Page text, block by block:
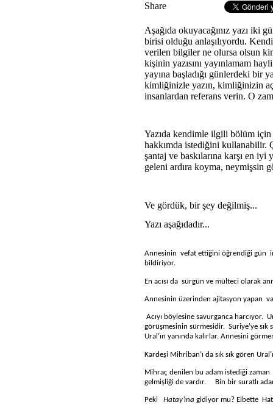
Share
Aşağıda okuyacağınız yazı iki
birisi olduğu anlaşılıyordu.
verilen bilgiler ne olursa olsun
kişinin yazısını yayınlamam
yayına başladığı günlerdeki bir
kimliğinizle yazın, kimliğinizin
insanlardan referans verin. O
Yazıda kendimle ilgili bölüm
hakkımda istediğini kullanabilir.
şantaj ve baskılarına karşı en
geleni ardıra koyma, neymişsin
Ve gördük, bir şey değilmiş...
Yazı aşağıdadır...
Annesinin vefat ettiğini öğrendiği gün
bildiriyor.
En acısı da sürgün ve mülteci olarak
Annesinin üzerinden ajitasyon yapan
Acıyı böylesine savurganca harcıyor.
görüşmesinin sürmesidir. Suriye’ye sık
Ural’ın yanında kalırlar. Annesini
Kardeşi Mihriban’ı da sık sık gören
Mihraç denilen bu adam istediği zaman
gelmişliği de vardır.
Bin bir suratlı
Peki Hatay’ına gidiyor mu? Elbette